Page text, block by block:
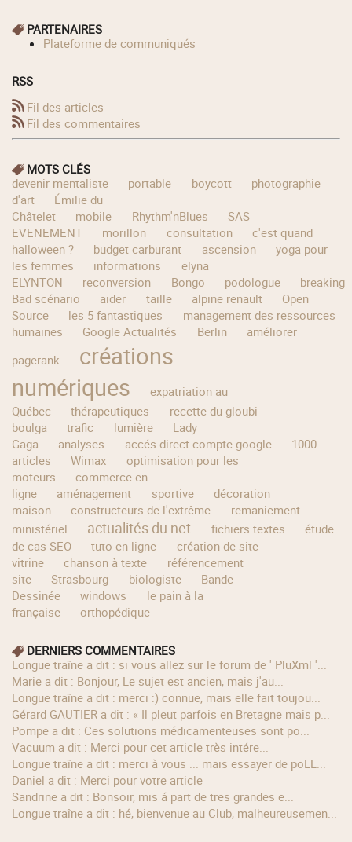
PARTENAIRES
Plateforme de communiqués
RSS
Fil des articles
Fil des commentaires
MOTS CLÉS
devenir mentaliste
portable boycott
photographie
d'art
Émilie du
Châtelet
mobile Rhythm'nBlues
SAS
EVENEMENT
morillon consultation
c'est quand
halloween ?
budget carburant ascension
yoga pour
les femmes
informations
elyna
ELYNTON
reconversion Bongo podologue
breaking
Bad scénario
aider taille alpine renault
Open
Source
les 5 fantastiques
management des ressources
humaines
Google Actualités Berlin
améliorer
pagerank
créations
numériques
expatriation au
Québec
thérapeutiques
recette du gloubi-
boulga
trafic lumière
Lady
Gaga
analyses accés direct compte google
1000
articles
Wimax
optimisation pour les
moteurs
commerce en
ligne
aménagement sportive
décoration
maison
constructeurs de l'extrême
remaniement
ministériel
actualités du net fichiers textes
étude
de cas SEO
tuto en ligne
création de site
vitrine
chanson à texte
référencement
site
Strasbourg biologiste
Bande
Dessinée
windows
le pain à la
française
orthopédique
DERNIERS COMMENTAIRES
longue traîne a dit : si vous allez sur le forum de ' PluXml '...
Marie a dit : Bonjour, Le sujet est ancien, mais j'au...
longue traîne a dit : merci :) connue, mais elle fait toujou...
Gérard GAUTIER a dit : « Il pleut parfois en Bretagne mais p...
Pompe a dit : Ces solutions médicamenteuses sont po...
Vacuum a dit : Merci pour cet article très intére...
longue traîne a dit : merci à vous ... mais essayer de poLL...
Daniel a dit : Merci pour votre article
Sandrine a dit : Bonsoir, mis á part de tres grandes e...
longue traîne a dit : hé, bienvenue au Club, malheureusemen...